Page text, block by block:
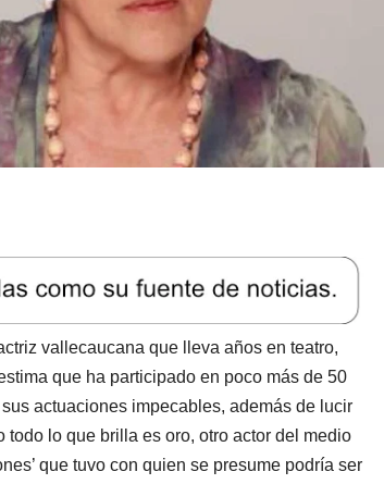
vallecaucana que lleva años en teatro,
que ha participado en poco más de 50
actuaciones impecables, además de lucir
lo que brilla es oro, otro actor del medio
que tuvo con quien se presume podría ser